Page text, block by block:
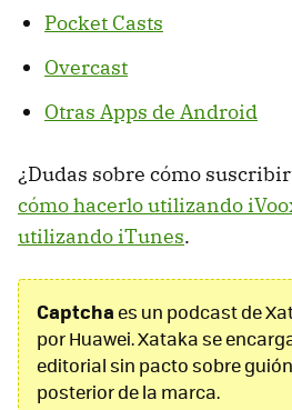
Pocket Casts
Overcast
Otras Apps de Android
¿Dudas sobre cómo
cómo hacerlo utilizando
utilizando iTunes.
Captcha es un podcast de
por Huawei. Xataka se
editorial sin pacto sobre
posterior de la marca.